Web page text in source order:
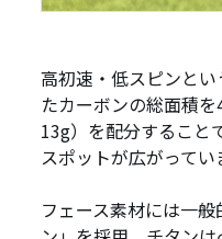
高初速・低スピンと
たカーボンの総面積
13g）を配分すること
スポットが広がってい
フェース素材には一